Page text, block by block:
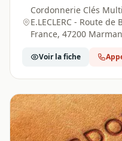
Cordonnerie Clés
E.LECLERC - Route
France, 47200
Voir la fiche